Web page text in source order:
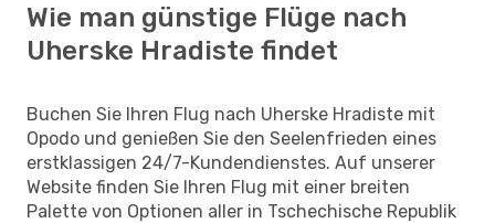
Wie man günstige Flüge nach
Uherske Hradiste findet
Buchen Sie Ihren Flug nach Uherske Hradiste mit
Opodo und genießen Sie den Seelenfrieden eines
erstklassigen 24/7-Kundendienstes. Auf unserer
Website finden Sie Ihren Flug mit einer breiten
Palette von Optionen aller in Tschechische Republik